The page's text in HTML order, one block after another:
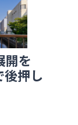
開を
押し